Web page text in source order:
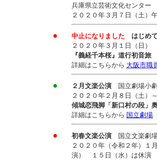
兵庫県立芸術文化センター
２０２０年３月７日（土）
● 中止になりました はじめ
２０２０年３月１日（日
『義経千本桜』道行初音
詳細はこちらから 大阪市職
● ２月文楽公演 国立劇場小
２０２０年２月８日（土）
傾城恋飛脚「新口村の段」
詳細はこちらから 国立劇場
● 初春文楽公演 国立文楽劇
２０２０年（令和２年）
１
演） １５日（水）は休演